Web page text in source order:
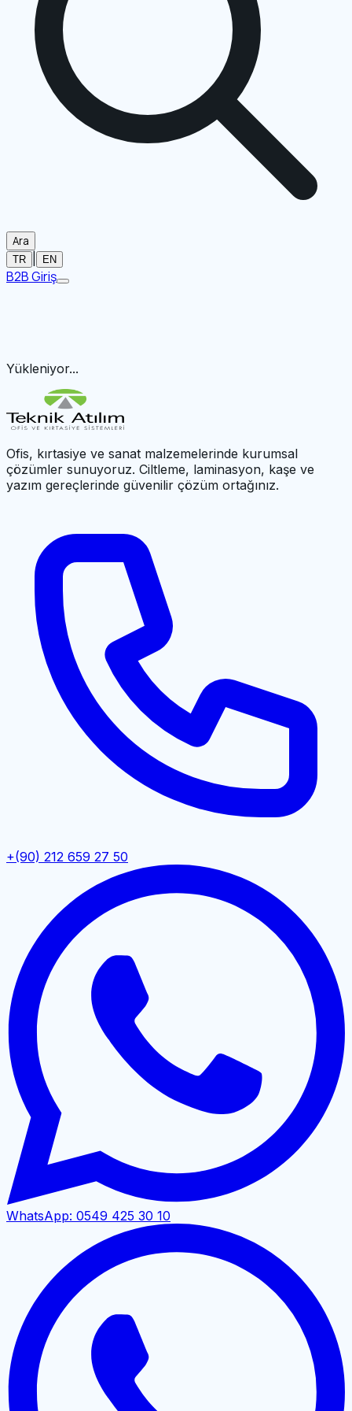
Ara
TR EN
B2B Giriş
Yükleniyor...
Ofis, kırtasiye ve sanat malzemelerinde kurumsal
çözümler sunuyoruz. Ciltleme, laminasyon, kaşe ve
yazım gereçlerinde güvenilir çözüm ortağınız.
+(90) 212 659 27 50
WhatsApp: 0549 425 30 10